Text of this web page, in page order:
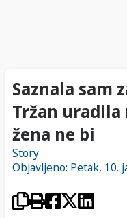
Saznala sam
Tržan
žena ne bi
Story
Objavljeno: Petak, 10.